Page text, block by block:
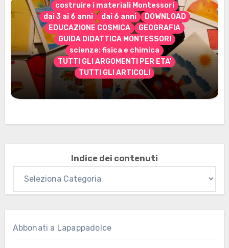
costruire i materiali Montessori
dai 3 ai 6 anni
dai 6 anni
DOWNLOAD
EDUCAZIONE COSMICA
GEOGRAFIA
GUIDA DIDATTICA MONTESSORI
scienze: fisica e chimica
TUTTI GLI ARGOMENTI PER ETA'
TUTTI GLI ARTICOLI
Marzo 2026: nuovi materiali stampabili
per gli abbonati
Indice dei contenuti
Abbonati a Lapappadolce